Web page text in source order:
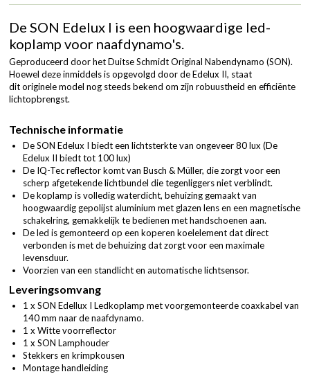
De SON Edelux I is een hoogwaardige led-
koplamp voor naafdynamo's.
Geproduceerd door het Duitse Schmidt Original Nabendynamo (SON).
Hoewel deze inmiddels is opgevolgd door de Edelux II, staat
dit originele model nog steeds bekend om zijn robuustheid en efficiënte
lichtopbrengst.
Technische informatie
De SON Edelux I biedt een lichtsterkte van ongeveer 80 lux (De
Edelux II biedt tot 100 lux)
De IQ-Tec reflector komt van Busch & Müller, die zorgt voor een
scherp afgetekende lichtbundel die tegenliggers niet verblindt.
De koplamp is volledig waterdicht, behuizing gemaakt van
hoogwaardig gepolijst aluminium met glazen lens en een magnetische
schakelring, gemakkelijk te bedienen met handschoenen aan.
De led is gemonteerd op een koperen koelelement dat direct
verbonden is met de behuizing dat zorgt voor een maximale
levensduur.
Voorzien van een standlicht en automatische lichtsensor.
Leveringsomvang
1 x SON Edellux I Ledkoplamp met voorgemonteerde coaxkabel van
140 mm naar de naafdynamo.
1 x Witte voorreflector
1 x SON Lamphouder
Stekkers en krimpkousen
Montage handleiding